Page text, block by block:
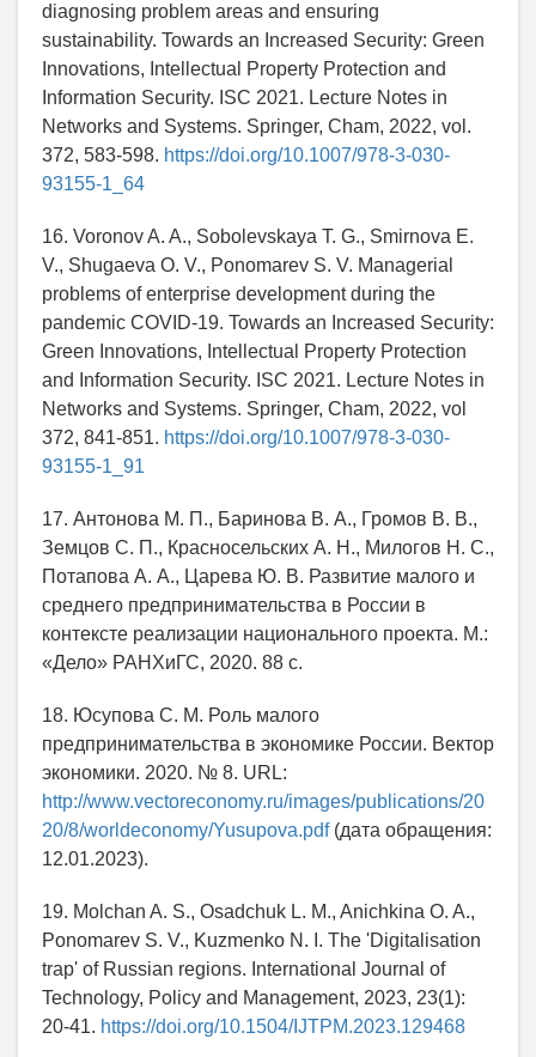
diagnosing problem areas and ensuring
sustainability. Towards an Increased Security: Green
Innovations, Intellectual Property Protection and
Information Security. ISC 2021. Lecture Notes in
Networks and Systems. Springer, Cham, 2022, vol.
372, 583-598. https://doi.org/10.1007/978-3-030-
93155-1_64
16. Voronov A. A., Sobolevskaya T. G., Smirnova E.
V., Shugaeva O. V., Ponomarev S. V. Managerial
problems of enterprise development during the
pandemic COVID-19. Towards an Increased Security:
Green Innovations, Intellectual Property Protection
and Information Security. ISC 2021. Lecture Notes in
Networks and Systems. Springer, Cham, 2022, vol
372, 841-851. https://doi.org/10.1007/978-3-030-
93155-1_91
17. Антонова М. П., Баринова В. А., Громов В. В.,
Земцов С. П., Красносельских А. Н., Милогов Н. С.,
Потапова А. А., Царева Ю. В. Развитие малого и
среднего предпринимательства в России в
контексте реализации национального проекта. М.:
«Дело» РАНХиГС, 2020. 88 с.
18. Юсупова С. М. Роль малого
предпринимательства в экономике России. Вектор
экономики. 2020. № 8. URL:
http://www.vectoreconomy.ru/images/publications/20
20/8/worldeconomy/Yusupova.pdf(дата обращения:
12.01.2023).
19. Molchan A. S., Osadchuk L. M., Anichkina O. A.,
Ponomarev S. V., Kuzmenko N. I. The 'Digitalisation
trap' of Russian regions. International Journal of
Technology, Policy and Management, 2023, 23(1):
20-41. https://doi.org/10.1504/IJTPM.2023.129468